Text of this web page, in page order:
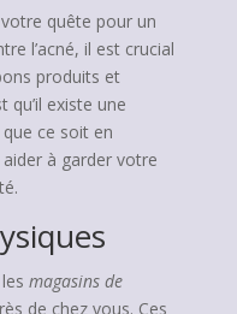
quête pour un
l’acné, il est crucial
produits et
qu’il existe une
ce soit en
à garder votre
magasins de
de chez vous. Ces